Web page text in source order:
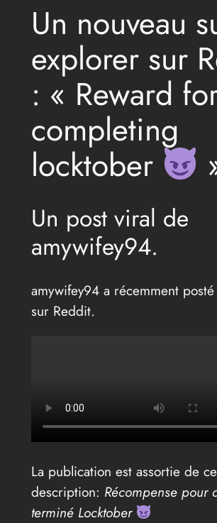
Un nouveau
explorer sur
: « Reward
completing
locktober
Un post viral de
amywifey94.
amywifey94 a récemment
sur Reddit.
La publication est assortie de
description: Récompense pour
terminé Locktober